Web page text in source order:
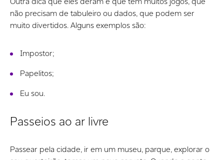
não precisam de tabuleiro ou dados, que podem ser
muito divertidos. Alguns exemplos são:
Impostor;
Papelitos;
Eu sou.
Passeios ao ar livre
Passear pela cidade, ir em um museu, parque, explorar o